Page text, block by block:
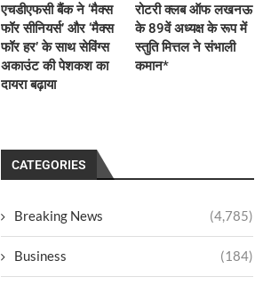
एचडीएफसी बैंक ने ‘मैक्स
फॉर सीनियर्स’ और ‘मैक्स
फॉर हर’ के साथ सेविंग्स
अकाउंट की पेशकश का
दायरा बढ़ाया
रोटरी क्लब ऑफ लखनऊ
के 89वें अध्यक्ष के रूप में
स्तुति मित्तल ने संभाली
कमान*
CATEGORIES
Breaking News (4,785)
Business (184)